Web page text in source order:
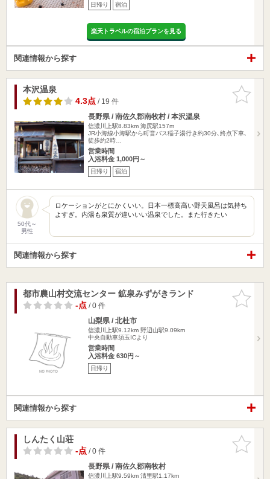
日帰り 宿泊
楽天トラベルの宿泊プランを見る
関連情報から探す
お気に入
りに追加
本沢温泉
4.3点/ 19 件
長野県 / 南佐久郡南牧村 / 本沢温泉
信濃川上駅8.83km 海尻駅157m
JR小海線小海駅から町営バス稲子湯行き約30分､終点下車､
徒歩約2時…
営業時間
入浴料金 1,000円～
日帰り 宿泊
50代～
男性
ロケーションがとにかくいい。日本一標高高い野天風呂は気持ち
よすぎ。内湯も泉質が違いいい温泉でした。また行きたい
関連情報から探す
お気に入
りに追加
都市農山村交流センター 鉱泉みずがきランド
-点/ 0 件
山梨県 / 北杜市
信濃川上駅9.12km 野辺山駅9.09km
中央自動車須玉ICより
営業時間
入浴料金 630円～
日帰り
関連情報から探す
お気に入
りに追加
しんたく山荘
-点/ 0 件
長野県 / 南佐久郡南牧村
信濃川上駅9.59km 清里駅1.17km